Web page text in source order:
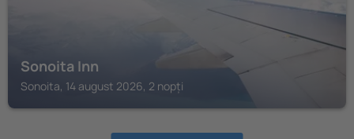
Sonoita Inn
Sonoita, 14 august 2026, 2 nopți